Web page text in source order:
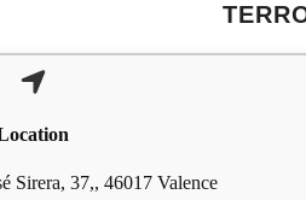
Sirera, 37,, 46017 Valence